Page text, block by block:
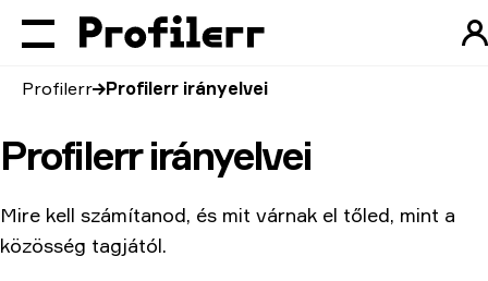
Profilerr Profilerr irányelvei
Profilerr irányelvei
Mire kell számítanod, és mit várnak el tőled, mint a
közösség tagjától.